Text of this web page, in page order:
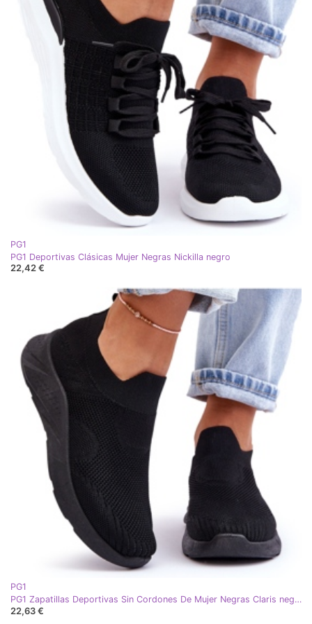
PG1
PG1 Deportivas Clásicas Mujer Negras Nickilla negro
22,42 €
PG1
PG1 Zapatillas Deportivas Sin Cordones De Mujer Negras Claris negro
22,63 €